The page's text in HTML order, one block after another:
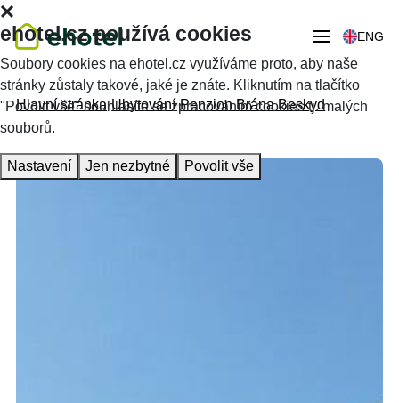
ENG
Hlavní stránka Ubytování Penzion Brána Beskyd
ehotel.cz používá cookies
Soubory cookies na ehotel.cz využíváme proto, aby naše
stránky zůstaly takové, jaké je znáte. Kliknutím na tlačítko
"Povolit vše" souhlasíte se zpracováním cookies tj. malých
souborů.
Nastavení Jen nezbytné Povolit vše